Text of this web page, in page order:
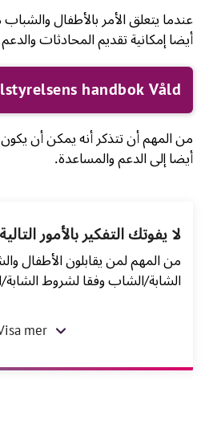
أيضا إمكانية تقديم المحادثات
handbok Våld
من المهم أن تتذكر أنه يمكن أن
أيضا إلى الدعم والمساعدة.
لا یفوتك التفكیر بالأمور
من المهم لمن يقابلون الأطفال
الشابة/الشاب وفقا لشروط
mer